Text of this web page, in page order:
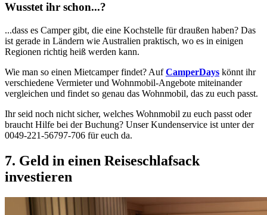
Wusstet ihr schon...?
...dass es Camper gibt, die eine Kochstelle für draußen haben? Das
ist gerade in Ländern wie Australien praktisch, wo es in einigen
Regionen richtig heiß werden kann.
Wie man so einen Mietcamper findet? AufCamperDays könnt ihr
verschiedene Vermieter und Wohnmobil-Angebote miteinander
vergleichen und findet so genau das Wohnmobil, das zu euch passt.
Ihr seid noch nicht sicher, welches Wohnmobil zu euch passt oder
braucht Hilfe bei der Buchung? Unser Kundenservice ist unter der
0049-221-56797-706 für euch da.
7. Geld in einen Reiseschlafsack
investieren